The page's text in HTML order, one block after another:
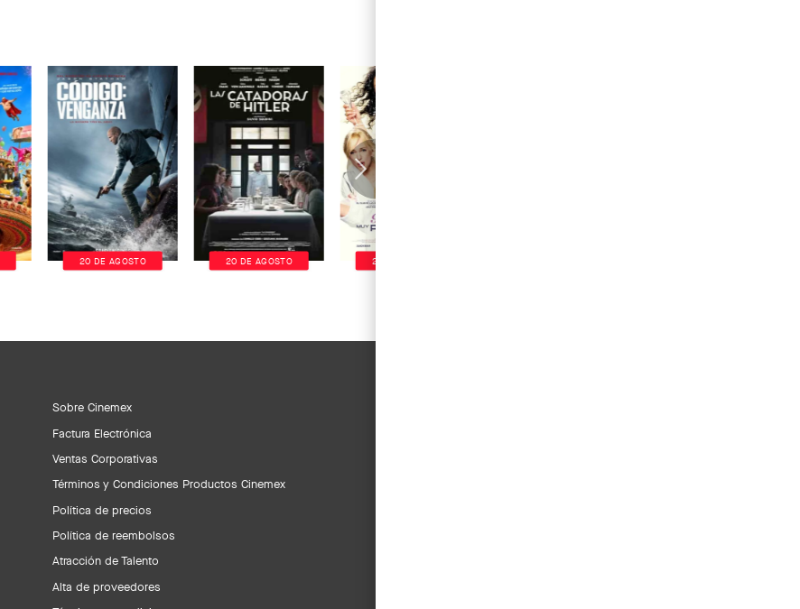
20 DE AGOSTO 20 DE AGOSTO 20 DE AGOSTO
Sobre Cinemex
Factura Electrónica
Ventas Corporativas
Términos y Condiciones Productos Cinemex
Política de precios
Política de reembolsos
Atracción de Talento
Alta de proveedores